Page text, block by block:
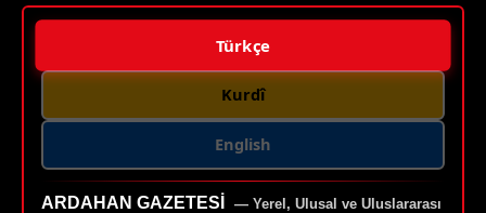
Türkçe
Kurdî
English
ARDAHAN GAZETESI
— Yerel, Ulusal ve Uluslararası